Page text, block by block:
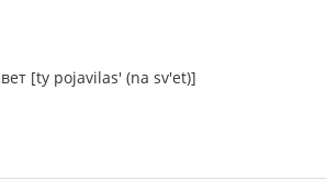
[ty pojavilas' (na sv'et)]